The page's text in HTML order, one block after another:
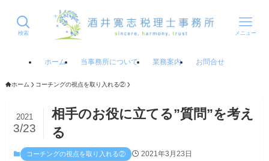
検索 メニュー
ホーム 当事務所について 業務案内 お問合せ
ホーム コーチングの視点を取り入れる②
相手のお役に立てる”質問”を考え
る
2021
3/23
コーチングの視点を取り入れる② 2021年3月23日